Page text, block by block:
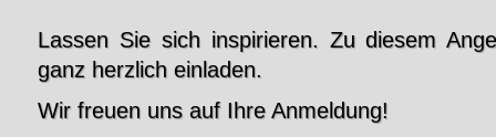
Lassen Sie sich inspirieren. Zu diesem
ganz herzlich einladen.
Wir freuen uns auf Ihre Anmeldung!